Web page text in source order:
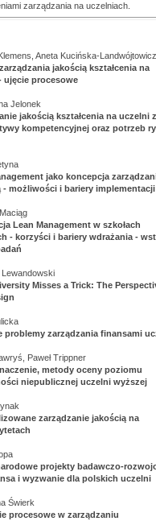
zarządzania na uczelniach.
Aneta Kucińska-Landwójtowicz
jakością kształcenia na
ujęcie procesowe
Jelonek
jakością kształcenia na uczelni z
kompetencyjnej oraz potrzeb
jako koncepcja
- możliwości i bariery implementacji
Lean Management w szkołach
- korzyści i bariery wdrażania -
Misses a Trick: The
problemy zarządzania finansami
Paweł Trippner
metody oceny poziomu
niepublicznej uczelni wyższej
zarządzanie jakością na
projekty badawczo-
i wyzwanie dla polskich uczelni
Świerk
procesowe w zarządzaniu